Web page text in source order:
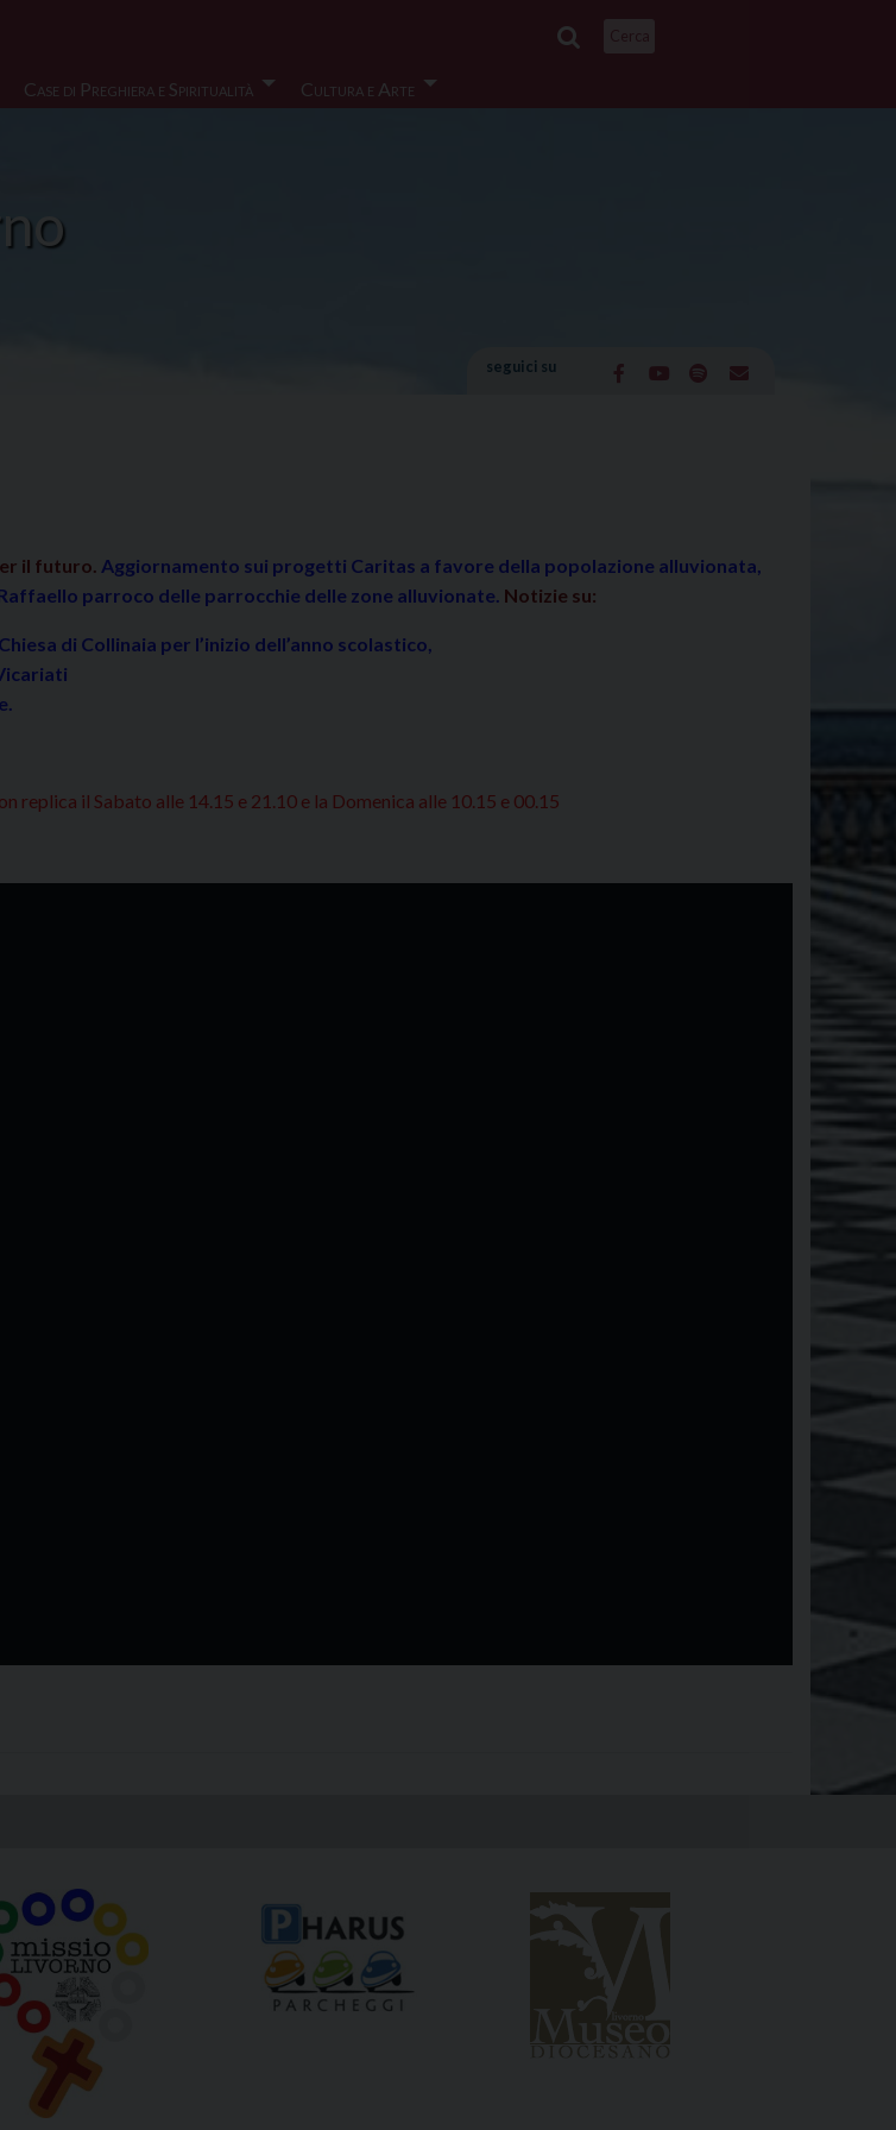
Case di Preghiera e Spiritualità Cultura e Arte
seguici su
il futuro. Aggiornamento sui progetti Caritas a favore della popolazione alluvionata,
parroco delle parrocchie delle zone alluvionate. Notizie su:
di Collinaia per l’inizio dell’anno scolastico,
replica il Sabato alle 14.15 e 21.10 e la Domenica alle 10.15 e 00.15